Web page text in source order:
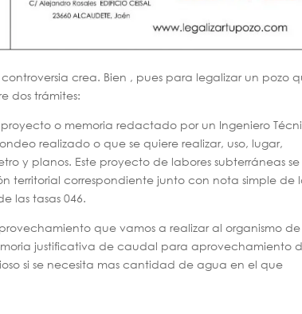
crea. Bien , pues para legalizar un pozo
dos trámites:
o memoria redactado por un Ingeniero
realizado o que se quiere realizar, uso, lugar,
y planos. Este proyecto de labores subterráneas se
territorial correspondiente junto con nota simple de
las tasas 046.
que vamos a realizar al organismo de
justificativa de caudal para aprovechamiento
si se necesita mas cantidad de agua en el que